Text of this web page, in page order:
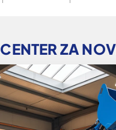
CENTER ZA